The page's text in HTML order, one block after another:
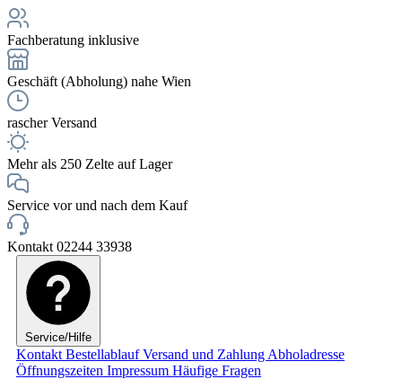
Fachberatung inklusive
Geschäft (Abholung) nahe Wien
rascher Versand
Mehr als 250 Zelte auf Lager
Service vor und nach dem Kauf
Kontakt 02244 33938
Service/Hilfe
Kontakt BestellablaufVersand und Zahlung Abholadresse
Öffnungszeiten Impressum Häufige Fragen